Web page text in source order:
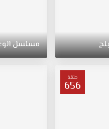
مسلسل
حلقة
656